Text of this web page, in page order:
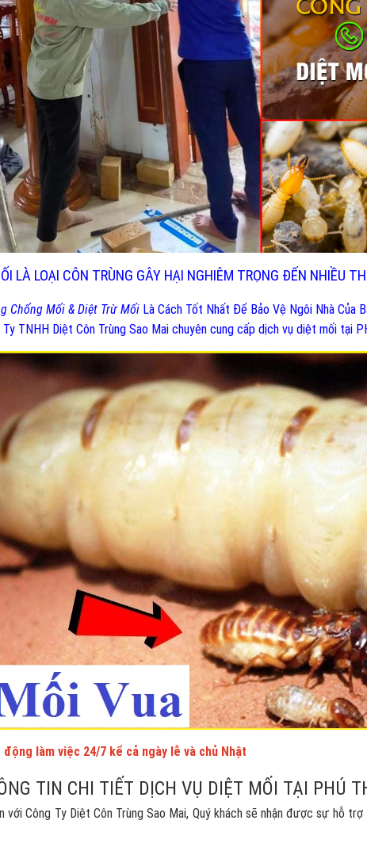
LÀ LOẠI CÔN TRÙNG GÂY HẠI NGHIÊM TRỌNG ĐẾN NHIỀU
Chống Mối & Diệt Trừ Mối Là Cách Tốt Nhất Để Bảo Vệ Ngôi Nhà Của
Ty TNHH Diệt Côn Trùng Sao Mai chuyên cung cấp dịch vụ diệt mối tại
động làm việc 24/7 kể cả ngày lễ và chủ Nhật
TIN CHI TIẾT DỊCH VỤ DIỆT MỐI TẠI PHÚ
với Công Ty Diệt Côn Trùng Sao Mai, Quý khách sẽ nhận được sự hỗ